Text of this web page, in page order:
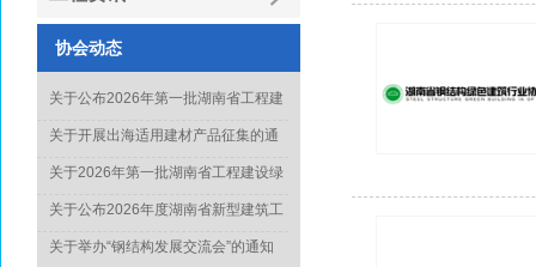
协会动态
关于公布2026年第一批湖南省工程建
设绿色建造行业工法名单的通知
关于开展出海适用建材产品征集的通
知
关于2026年第一批湖南省工程建设绿
色建造行业工法通过名单的公示
关于公布2026年度湖南省新型建筑工
业化项目、技术和产品推广目录库人
关于举办“钢结构发展交流会”的通知